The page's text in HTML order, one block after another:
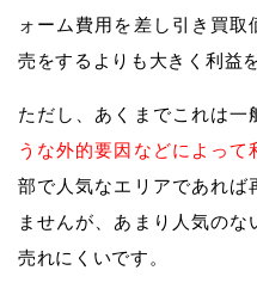
ォーム費用を差し引き買
売をするよりも大きく利益
ただし、あくまでこれは一
うな外的要因などによっ
部で人気なエリアであれば
ませんが、あまり人気の
売れにくいです。